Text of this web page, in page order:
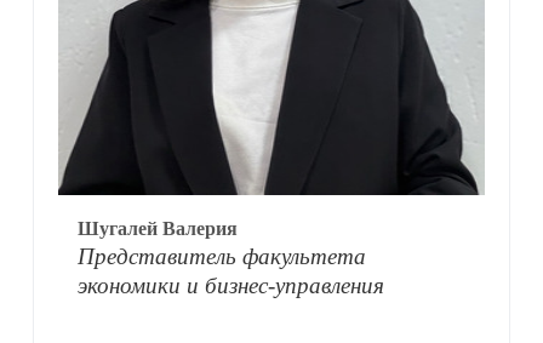
Шугалей Валерия
Представитель факультета
экономики и бизнес-управления